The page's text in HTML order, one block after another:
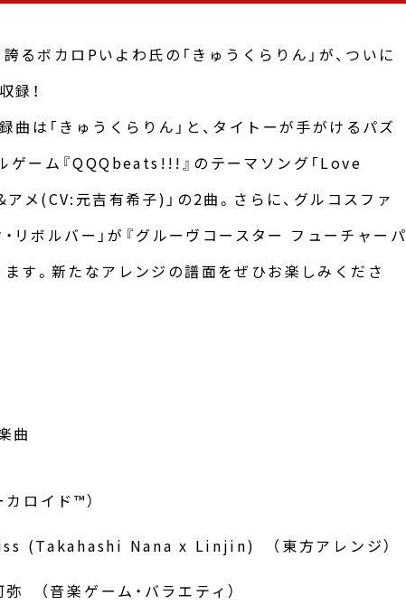
ボカロPいよわ氏の「きゅうくらりん」が、ついに
録！
曲は「きゅうくらりん」と、タイトーが手がけるパズ
ゲーム『QQQbeats!!!』のテーマソング「Love
(CV:元吉有希子)」の2曲。さらに、グルコスファ
・リボルバー」が『グルーヴコースター フューチャーパ
す。新たなアレンジの譜面をぜひお楽しみくださ
曲
ロイド™）
(Takahashi Nana x Linjin) （東方アレンジ）
（音楽ゲーム・バラエティ）